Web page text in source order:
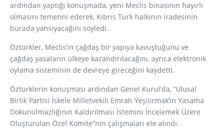
ardından yaptığı konuşmada, yeni Meclis binasının hayırlı
olmasını temenni ederek, Kıbrıs Türk halkının iradesinin
burada yansıyacağını söyledi.
Öztürkler, Meclis’in çağdaş bir yapıya kavuştuğunu ve
çağdaş yasaların ülkeye kazandırılacağını, ayrıca elektronik
oylama sisteminin de devreye gireceğini kaydetti.
Öztürklerin konuşması ardından Genel Kurul’da, “Ulusal
Birlik Partisi İskele Milletvekili Emrah Yeşilırmak’ın Yasama
Dokunulmazlığının Kaldırılması İstemini İncelemek Üzere
Oluşturulan Özel Komite”nin çalışmaları ele alındı.